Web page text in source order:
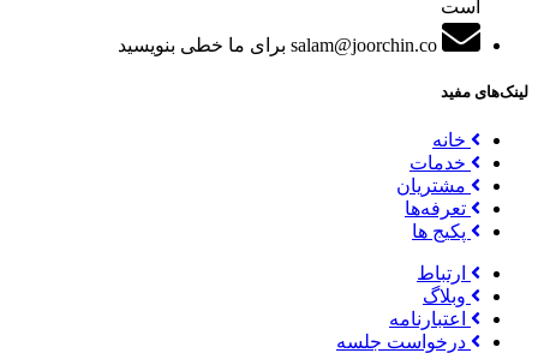
است
salam@joorchin.co برای ما خطی بنویسید
لینک‌های مفید
خانه
خدمات
مشتریان
تعرفه‌ها
پکیج ها
ارتباط
وبلاگ
اعتبارنامه
درخواست جلسه